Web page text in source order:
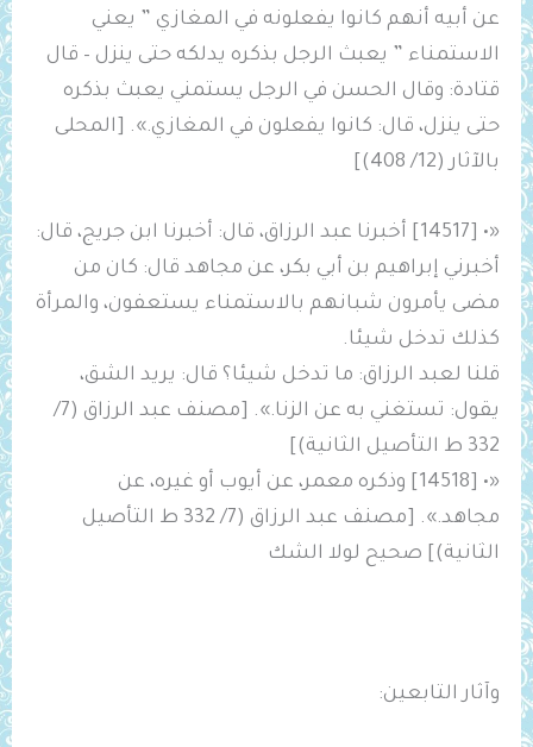
عن أبيه أنهم كانوا يفعلونه في المغازي ” يعني
الاستمناء ” يعبث الرجل بذكره يدلكه حتى ينزل – قال
قتادة: وقال الحسن في الرجل يستمني يعبث بذكره
حتى ينزل، قال: كانوا يفعلون في المغازي.». [المحلى
بالآثار (12/ 408)]
«• [14517] أخبرنا عبد الرزاق، قال: أخبرنا ابن جريج، قال:
أخبرني إبراهيم بن أبي بكر، عن مجاهد قال: كان من
مضى يأمرون شبانهم بالاستمناء يستعفون، والمرأة
كذلك تدخل شيئا.
قلنا لعبد الرزاق: ما تدخل شيئا؟ قال: يريد الشق،
يقول: تستغني به عن الزنا.». [مصنف عبد الرزاق (7/
332 ط التأصيل الثانية)]
«• [14518] وذكره معمر، عن أيوب أو غيره، عن
مجاهد.». [مصنف عبد الرزاق (7/ 332 ط التأصيل
الثانية)] صحيح لولا الشك
وآثار التابعين: